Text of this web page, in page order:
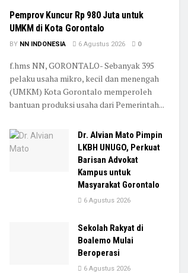
Pemprov Kuncur Rp 980 Juta untuk
UMKM di Kota Gorontalo
BY NN INDONESIA 6 Agustus 2026 0
f.hms NN, GORONTALO- Sebanyak 395
pelaku usaha mikro, kecil dan menengah
(UMKM) Kota Gorontalo memperoleh
bantuan produksi usaha dari Pemerintah...
Dr. Alvian Mato Pimpin
LKBH UNUGO, Perkuat
Barisan Advokat
Kampus untuk
Masyarakat Gorontalo
6 Agustus 2026
Sekolah Rakyat di
Boalemo Mulai
Beroperasi
6 Agustus 2026